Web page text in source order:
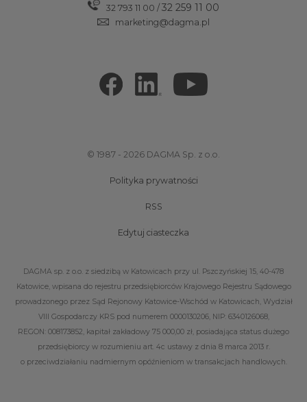
32 793 11 00 / 32 259 11 00
marketing@dagma.pl
© 1987 - 2026 DAGMA Sp. z o.o.
Polityka prywatności
RSS
Edytuj ciasteczka
DAGMA sp. z o.o. z siedzibą w Katowicach przy ul. Pszczyńskiej 15, 40-478
Katowice, wpisana do rejestru przedsiębiorców Krajowego Rejestru Sądowego
prowadzonego przez Sąd Rejonowy Katowice-Wschód w Katowicach, Wydział
VIII Gospodarczy KRS pod numerem 0000130206, NIP: 6340126068,
REGON: 008173852, kapitał zakładowy 75 000,00 zł, posiadająca status dużego
przedsiębiorcy w rozumieniu art. 4c ustawy z dnia 8 marca 2013 r.
o przeciwdziałaniu nadmiernym opóźnieniom w transakcjach handlowych.